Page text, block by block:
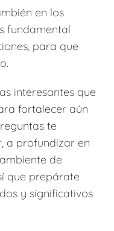
en los
fundamental
para que
interesantes que
fortalecer aún
te
a profundizar en
de
que prepárate
y significativos